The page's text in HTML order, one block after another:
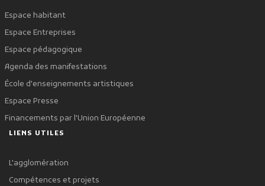
Espace habitant
Espace Entreprises
Espace pédagogique
Agenda des manifestations
École d'enseignements artistiques
Espace Presse
Financements par l'Union Européenne
LIENS UTILES
L'agglomération
Compétences et projets